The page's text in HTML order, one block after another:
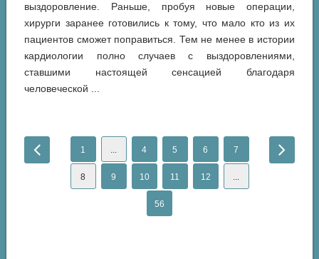
выздоровление. Раньше, пробуя новые операции,
хирурги заранее готовились к тому, что мало кто из их
пациентов сможет поправиться. Тем не менее в истории
кардиологии полно случаев с выздоровлениями,
ставшими настоящей сенсацией благодаря
человеческой ...
1 ... 4 5 6 7
8 9 10 11 12 ...
56